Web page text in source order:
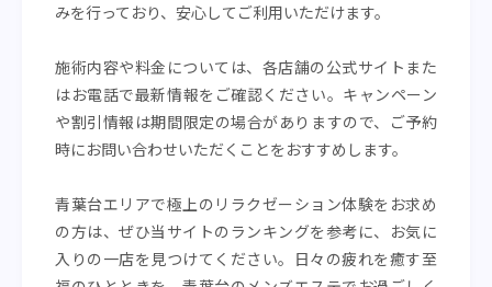
みを行っており、安心してご利用いただけます。
施術内容や料金については、各店舗の公式サイトまた
はお電話で最新情報をご確認ください。キャンペーン
や割引情報は期間限定の場合がありますので、ご予約
時にお問い合わせいただくことをおすすめします。
青葉台エリアで極上のリラクゼーション体験をお求め
の方は、ぜひ当サイトのランキングを参考に、お気に
入りの一店を見つけてください。日々の疲れを癒す至